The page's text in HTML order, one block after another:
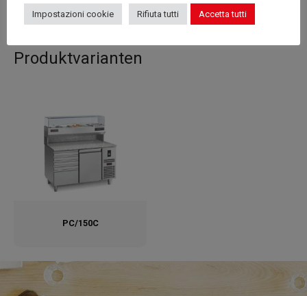
Produktvarianten
PC/150C
Impostazioni cookie Rifiuta tutti Accetta tutti